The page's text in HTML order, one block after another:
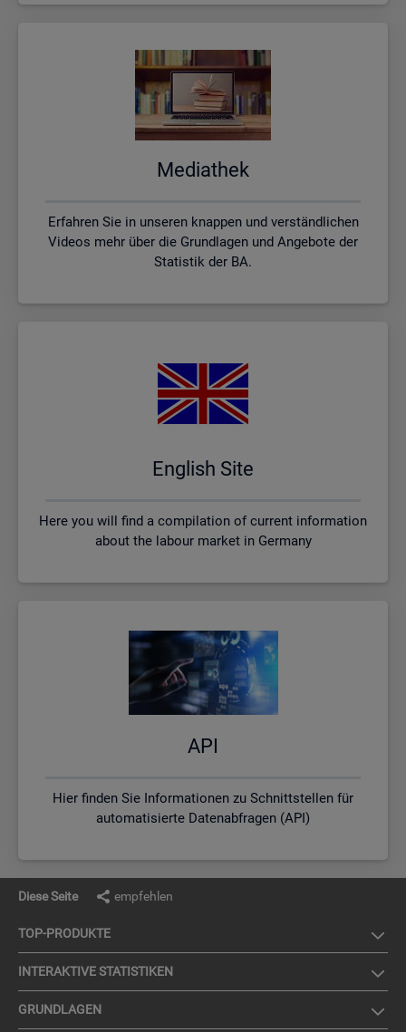
Me­dia­thek
Erfahren Sie in unseren knappen und verständlichen
Videos mehr über die Grundlagen und Angebote der
Statistik der BA.
English Site
Here you will find a compilation of current information
about the labour market in Germany
API
Hier finden Sie Informationen zu Schnittstellen für
automatisierte Datenabfragen (API)
Diese Seite empfehlen
TOP-PRO­DUK­TE
IN­TER­AK­TI­VE STA­TIS­TI­KEN
GRUND­LA­GEN